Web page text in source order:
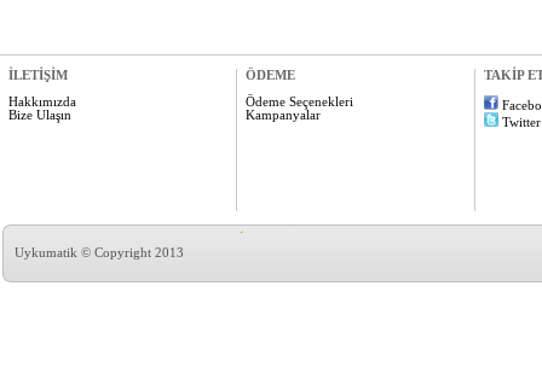
İLETİŞİM
Hakkımızda
Bize Ulaşın
ÖDEME
Ödeme Seçenekleri
Kampanyalar
TAKİP
Twitter
Uykumatik © Copyright 2013